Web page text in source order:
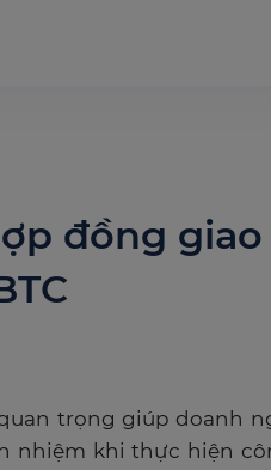
đồng
trọng giúp doanh
nhiệm khi thực hiện